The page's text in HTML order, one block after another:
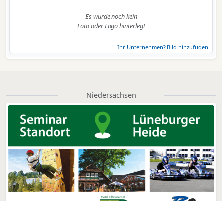
Es wurde noch kein
Foto oder Logo hinterlegt
Ihr Unternehmen? Bild hinzufügen
Niedersachsen